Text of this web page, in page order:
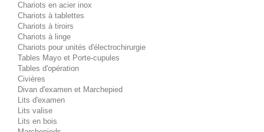
Chariots en acier inox
Chariots à tablettes
Chariots à tiroirs
Chariots à linge
Chariots pour unités d'électrochirurgie
Tables Mayo et Porte-cupules
Tables d'opération
Civières
Divan d'examen et Marchepied
Lits d'examen
Lits valise
Lits en bois